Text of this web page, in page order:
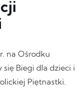
na Ośrodku
się Biegi dla dzieci i
Piętnastki.